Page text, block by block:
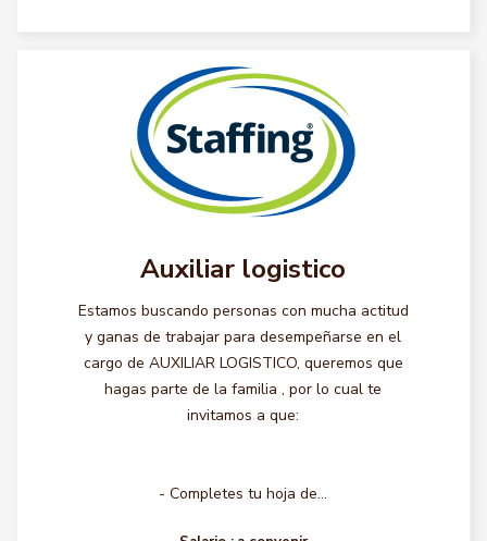
Auxiliar logistico
Estamos buscando personas con mucha actitud
y ganas de trabajar para desempeñarse en el
cargo de AUXILIAR LOGISTICO, queremos que
hagas parte de la familia , por lo cual te
invitamos a que:
- Completes tu hoja de...